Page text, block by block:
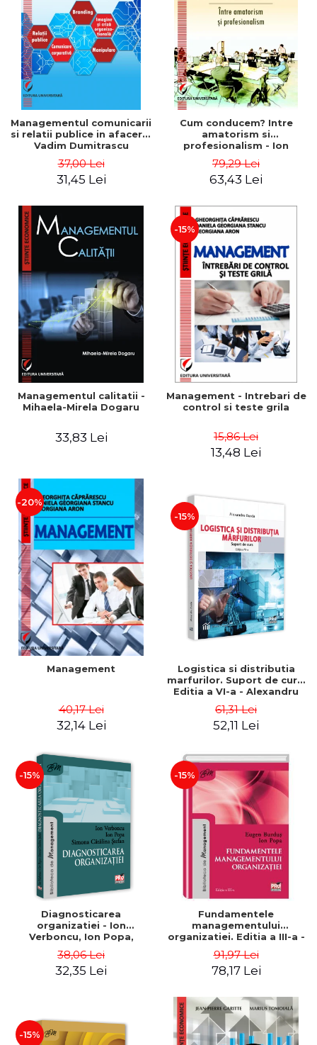
ADMINISTRATIVE
ȘTIINȚE ECONOMICE
ȘTIINȚE EXACTE
EDUCAȚIE FIZICĂ ȘI SPORT
PREUNIVERSITARIA
TIMP LIBER
ÎN CURS DE APARIȚIE
NOUTĂȚI
PACHETE DE STUDIU
PROMOȚIILE LUNII
ULTIMELE EXEMPLARE
Cum Cumpăr
Livrare
Politica de Retur
Formular de Retur
Distribuitori
Managementul comunicarii
si relatii publice in afaceri -
Vadim Dumitrascu
37,00 Lei
31,45 Lei
Cum conducem? Intre
amatorism si
profesionalism - Ion
79,29 Lei
63,43 Lei
Managementul calitatii -
Mihaela-Mirela Dogaru
33,83 Lei
-15%
Management - Intrebari de
control si teste grila
15,86 Lei
13,48 Lei
-20%
Management
40,17 Lei
32,14 Lei
-15%
Logistica si distributia
marfurilor. Suport de curs.
Editia a VI-a - Alexandru
61,31 Lei
52,11 Lei
-15%
Diagnosticarea
organizatiei - Ion
Verboncu, Ion Popa,
38,06 Lei
32,35 Lei
-15%
Fundamentele
managementului
organizatiei. Editia a III-a -
91,97 Lei
78,17 Lei
-15%